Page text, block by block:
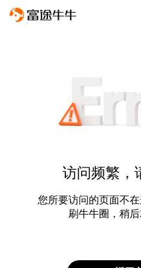
访问频繁，
您所要访问的页面不
刷牛牛圈，稍